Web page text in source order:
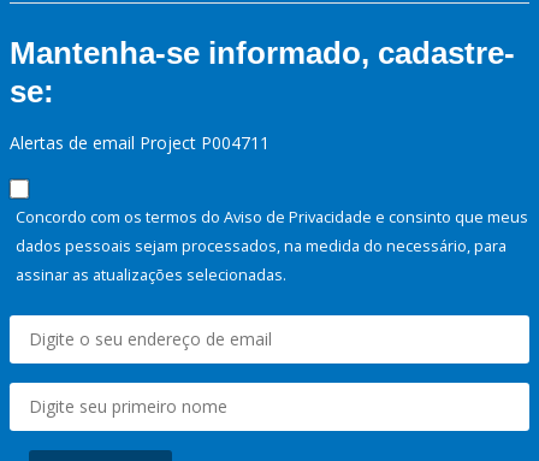
Mantenha-se informado, cadastre-
se:
Alertas de email Project P004711
Concordo com os termos do Aviso de Privacidade e consinto que meus
dados pessoais sejam processados, na medida do necessário, para
assinar as atualizações selecionadas.